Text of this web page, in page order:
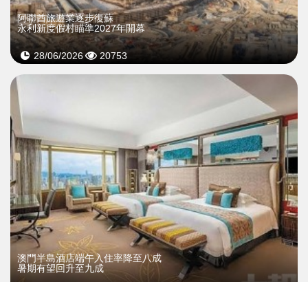
阿聯酋旅遊業逐步復蘇
永利新度假村瞄準2027年開幕
28/06/2026 20753
澳門半島酒店端午入住率降至八成
暑期有望回升至九成